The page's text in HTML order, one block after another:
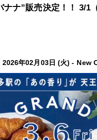
ナナ”販売決定！！ 3/1
2026年02月03日 (火) - New